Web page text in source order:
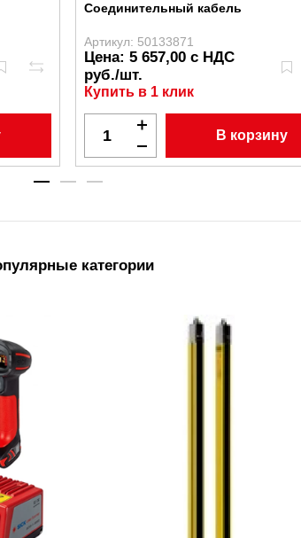
Соединительный кабель
Артикул: 50133871
Цена: 5 657,00 с НДС
руб./шт.
Купить в 1 клик
В корзину
категории